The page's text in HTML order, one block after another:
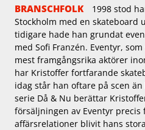
BRANSCHFOLK
1998 stod
Stockholm med en skateboard
tidigare hade han grundat
med Sofi Franzén. Eventyr,
mest framgångsrika aktörer
har Kristoffer fortfarande
idag står han oftare på scen
serie Då & Nu berättar
försäljningen av Eventyr
affärsrelationer blivit hans